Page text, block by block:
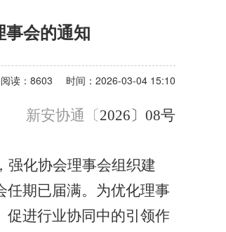
会的通知
阅读：8603 时间：2026-03-04 15:10
新安协通〔 2026〕 08号
强化协会理事会组织建
任期已届满。为优化理事
促进行业协同中的引领作